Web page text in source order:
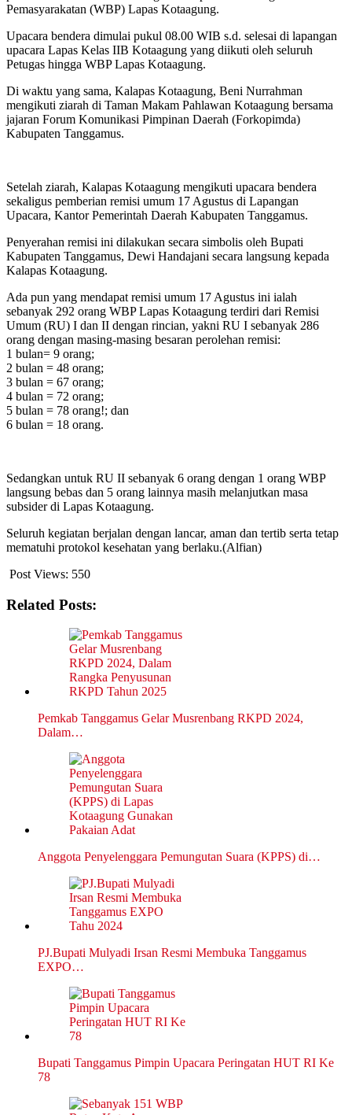
Pemasyarakatan (WBP) Lapas Kotaagung.
Upacara bendera dimulai pukul 08.00 WIB s.d. selesai di lapangan
upacara Lapas Kelas IIB Kotaagung yang diikuti oleh seluruh
Petugas hingga WBP Lapas Kotaagung.
Di waktu yang sama, Kalapas Kotaagung, Beni Nurrahman
mengikuti ziarah di Taman Makam Pahlawan Kotaagung bersama
jajaran Forum Komunikasi Pimpinan Daerah (Forkopimda)
Kabupaten Tanggamus.
Setelah ziarah, Kalapas Kotaagung mengikuti upacara bendera
sekaligus pemberian remisi umum 17 Agustus di Lapangan
Upacara, Kantor Pemerintah Daerah Kabupaten Tanggamus.
Penyerahan remisi ini dilakukan secara simbolis oleh Bupati
Kabupaten Tanggamus, Dewi Handajani secara langsung kepada
Kalapas Kotaagung.
Ada pun yang mendapat remisi umum 17 Agustus ini ialah
sebanyak 292 orang WBP Lapas Kotaagung terdiri dari Remisi
Umum (RU) I dan II dengan rincian, yakni RU I sebanyak 286
orang dengan masing-masing besaran perolehan remisi:
1 bulan= 9 orang;
2 bulan = 48 orang;
3 bulan = 67 orang;
4 bulan = 72 orang;
5 bulan = 78 orang!; dan
6 bulan = 18 orang.
Sedangkan untuk RU II sebanyak 6 orang dengan 1 orang WBP
langsung bebas dan 5 orang lainnya masih melanjutkan masa
subsider di Lapas Kotaagung.
Seluruh kegiatan berjalan dengan lancar, aman dan tertib serta tetap
mematuhi protokol kesehatan yang berlaku.(Alfian)
Post Views: 550
Related Posts:
Pemkab Tanggamus Gelar Musrenbang RKPD 2024,
Dalam…
Anggota Penyelenggara Pemungutan Suara (KPPS) di…
PJ.Bupati Mulyadi Irsan Resmi Membuka Tanggamus
EXPO…
Bupati Tanggamus Pimpin Upacara Peringatan HUT RI Ke
78